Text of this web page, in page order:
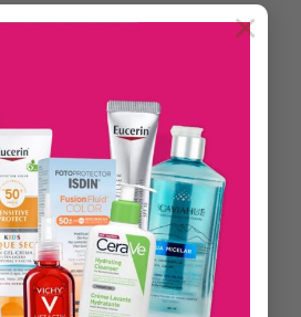
×
tus labios con un brillo
cómoda desde la primera
luminoso y natural, o aplicalo
potenciar el color con un toque
aliado perfecto para acompañarte de
labios irresistibles que destacan y